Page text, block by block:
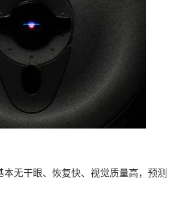
无干眼、恢复快、视觉质量高，预测